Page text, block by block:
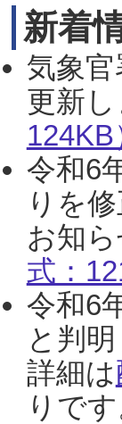
新着
気象
更新
124KB
令和6
りを
お知
式：
令和6
と判
詳細は
りで